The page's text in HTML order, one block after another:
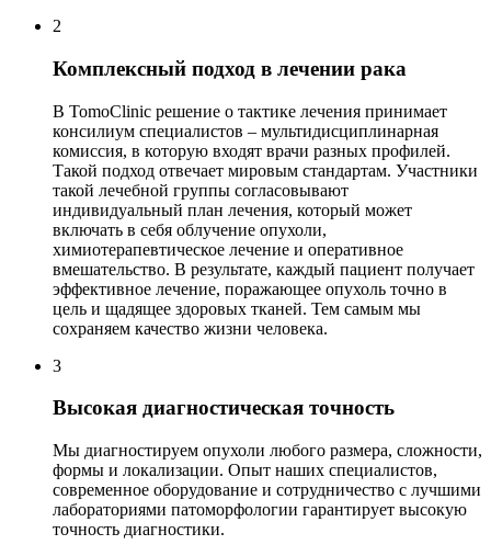
2
Комплексный подход в лечении рака
В TomoClinic решение о тактике лечения принимает
консилиум специалистов – мультидисциплинарная
комиссия, в которую входят врачи разных профилей.
Такой подход отвечает мировым стандартам. Участники
такой лечебной группы согласовывают
индивидуальный план лечения, который может
включать в себя облучение опухоли,
химиотерапевтическое лечение и оперативное
вмешательство. В результате, каждый пациент получает
эффективное лечение, поражающее опухоль точно в
цель и щадящее здоровых тканей. Тем самым мы
сохраняем качество жизни человека.
3
Высокая диагностическая точность
Мы диагностируем опухоли любого размера, сложности,
формы и локализации. Опыт наших специалистов,
современное оборудование и сотрудничество с лучшими
лабораториями патоморфологии гарантирует высокую
точность диагностики.